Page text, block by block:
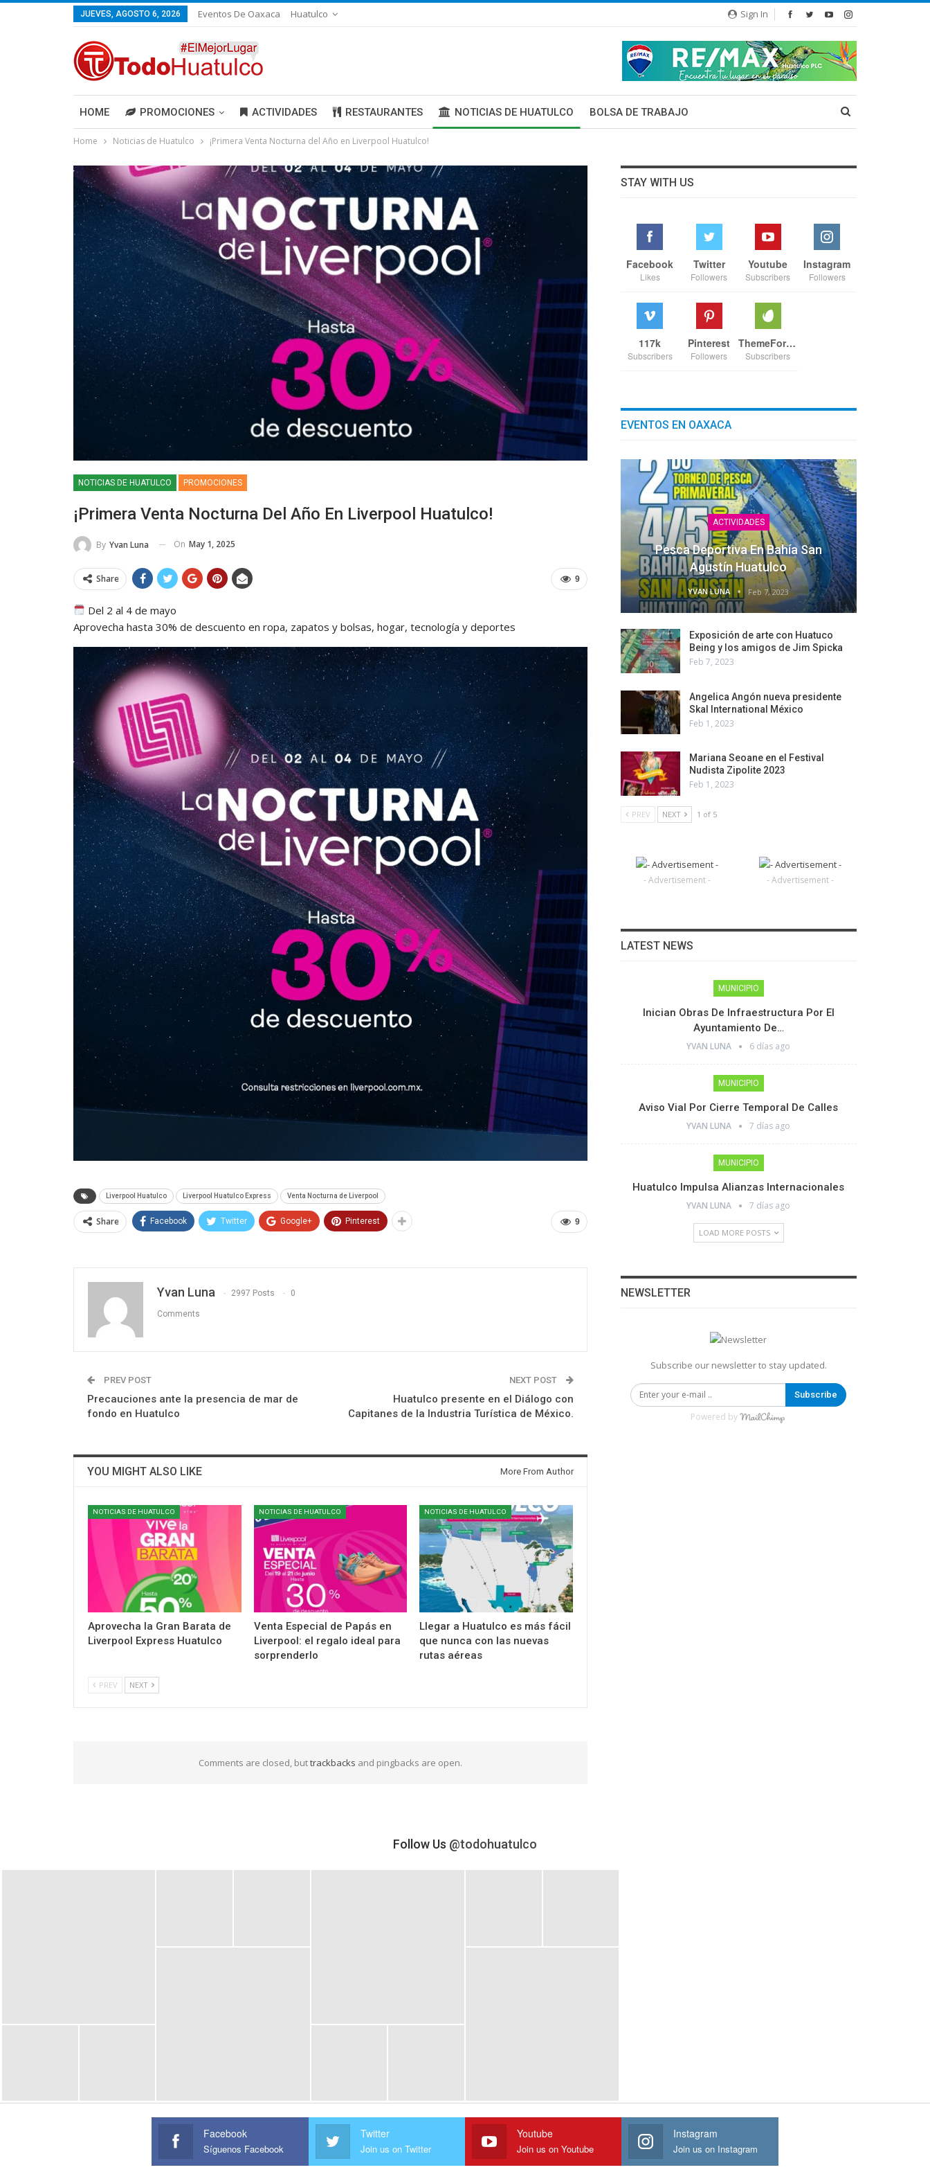
Sign In
JUEVES, AGOSTO 6, 2026 Eventos De Oaxaca Huatulco
HOME PROMOCIONES ACTIVIDADES RESTAURANTES NOTICIAS DE HUATULCO BOLSA DE TRABAJO
Home Noticias de Huatulco ¡Primera Venta Nocturna del Año en Liverpool Huatulco!
NOTICIAS DE HUATULCO PROMOCIONES
¡Primera Venta Nocturna Del Año En Liverpool Huatulco!
By Yvan Luna On May 1, 2025
9
Share
Del 2 al 4 de mayo
Aprovecha hasta 30% de descuento en ropa, zapatos y bolsas, hogar, tecnología y deportes
Liverpool Huatulco Liverpool Huatulco Express Venta Nocturna de Liverpool
9
Share Facebook Twitter Google+ Pinterest
Yvan Luna 2997 Posts 0
Comments
PREV POST
Precauciones ante la presencia de mar de
fondo en Huatulco
NEXT POST
Huatulco presente en el Diálogo con
Capitanes de la Industria Turística de México.
YOU MIGHT ALSO LIKE More From Author
NOTICIAS DE HUATULCO
Aprovecha la Gran Barata de
Liverpool Express Huatulco
NOTICIAS DE HUATULCO
Venta Especial de Papás en
Liverpool: el regalo ideal para
sorprenderlo
NOTICIAS DE HUATULCO
Llegar a Huatulco es más fácil
que nunca con las nuevas
rutas aéreas
PREV NEXT
Comments are closed, buttrackbacks and pingbacks are open.
STAY WITH US
Facebook
Likes
Twitter
Followers
Youtube
Subscribers
Instagram
Followers
117k
Subscribers
Pinterest
Followers
ThemeForest
Subscribers
EVENTOS EN OAXACA
ACTIVIDADES
Pesca Deportiva En Bahía San
Agustín Huatulco
YVAN LUNA Feb 7, 2023
Exposición de arte con Huatuco
Being y los amigos de Jim Spicka
Feb 7, 2023
Angelica Angón nueva presidente
Skal International México
Feb 1, 2023
Mariana Seoane en el Festival
Nudista Zipolite 2023
Feb 1, 2023
PREV NEXT 1 of 5
- Advertisement - - Advertisement -
LATEST NEWS
MUNICIPIO
Inician Obras De Infraestructura Por El
Ayuntamiento De…
YVAN LUNA 6 días ago
MUNICIPIO
Aviso Vial Por Cierre Temporal De Calles
YVAN LUNA 7 días ago
MUNICIPIO
Huatulco Impulsa Alianzas Internacionales
YVAN LUNA 7 días ago
LOAD MORE POSTS
NEWSLETTER
Subscribe our newsletter to stay updated.
Subscribe
Powered by
Follow Us @todohuatulco
Facebook
Síguenos Facebook
Twitter
Join us on Twitter
Youtube
Join us on Youtube
Instagram
Join us on Instagram